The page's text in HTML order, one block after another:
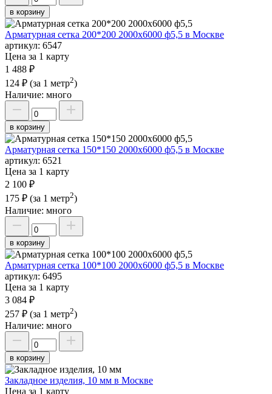
в корзину
Арматурная сетка 200*200 2000х6000 ф5,5 в Москве
артикул: 6547
Цена за 1 карту
1 488 ₽
124 ₽ (за 1 метр2)
Наличие: много
в корзину
Арматурная сетка 150*150 2000х6000 ф5,5 в Москве
артикул: 6521
Цена за 1 карту
2 100 ₽
175 ₽ (за 1 метр2)
Наличие: много
в корзину
Арматурная сетка 100*100 2000х6000 ф5,5 в Москве
артикул: 6495
Цена за 1 карту
3 084 ₽
257 ₽ (за 1 метр2)
Наличие: много
в корзину
Закладное изделия, 10 мм в Москве
Цена за 1 карту